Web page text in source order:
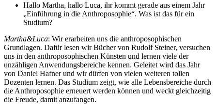
Hallo Martha, hallo Luca, ihr kommt gerade aus einem Jahr
„Einführung in die Anthroposophie“. Was ist das für ein
Studium?
Martha&Luca: Wir erarbeiten uns die anthroposophischen
Grundlagen. Dafür lesen wir Bücher von Rudolf Steiner, versuchen
uns in den anthroposophischen Künsten und lernen viele der
unzähligen Anwendungsbereiche kennen. Geleitet wird das Jahr
von Daniel Hafner und wir dürfen von vielen weiteren tollen
Dozenten lernen. Das Studium zeigt, wie alle Lebensbereiche durch
die Anthroposophie erneuert werden können und weckt gleichzeitig
die Freude, damit anzufangen.